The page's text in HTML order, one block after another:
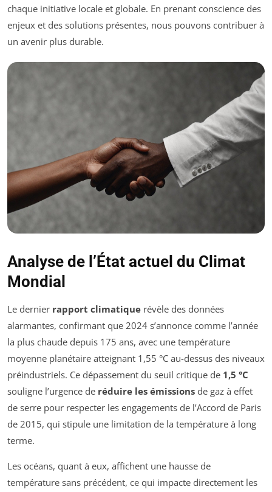
chaque initiative locale et globale. En prenant conscience des
enjeux et des solutions présentes, nous pouvons contribuer à
un avenir plus durable.
Analyse de l’État actuel du Climat
Mondial
Le dernier rapport climatique révèle des données
alarmantes, confirmant que 2024 s’annonce comme l’année
la plus chaude depuis 175 ans, avec une température
moyenne planétaire atteignant 1,55 °C au-dessus des niveaux
préindustriels. Ce dépassement du seuil critique de 1,5 °C
souligne l’urgence de réduire les émissions de gaz à effet
de serre pour respecter les engagements de l’Accord de Paris
de 2015, qui stipule une limitation de la température à long
terme.
Les océans, quant à eux, affichent une hausse de
température sans précédent, ce qui impacte directement les